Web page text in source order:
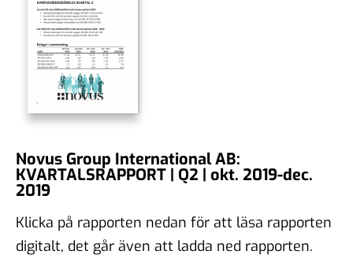
Novus Group International AB:
KVARTALSRAPPORT | Q2 | okt. 2019-dec.
2019
Klicka på rapporten nedan för att läsa rapporten
digitalt, det går även att ladda ned rapporten.